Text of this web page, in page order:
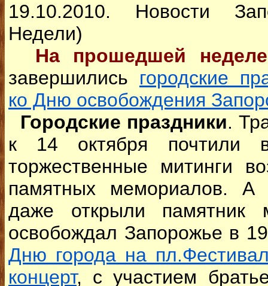
19.10.2010. Новости
Недели)
На прошедшей
завершились городские
ко Дню освобождения
Городские праздники.
к 14 октября почтили
торжественные митинги
памятных мемориалов.
даже открыли памятник
освобождал Запорожье в
Дню города на
концерт, с участием